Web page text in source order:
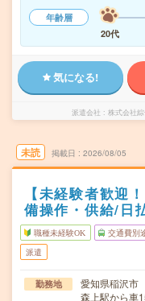
年齢層
20代
気になる!
派遣会社 株式会社
未読 掲載日 2026/08/05
【未経験者歓迎
備操作・供給/日
職種未経験OK 交通費別
派遣
勤務地
愛知県稲沢市
森上駅から車